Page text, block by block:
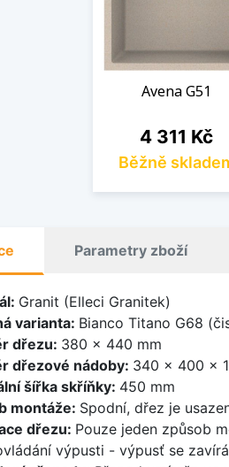
Avena G51
Cena
4 311 Kč
Běžně
Parametry zboží
Granit (Elleci Granitek)
varianta: Bianco Titano G68
dřezu: 380 x 440 mm
dřezové nádoby: 340 x 400 x
šířka skříňky: 450 mm
montáže: Spodní, dřez je
dřezu: Pouze jeden způsob
výpusti - výpusť se